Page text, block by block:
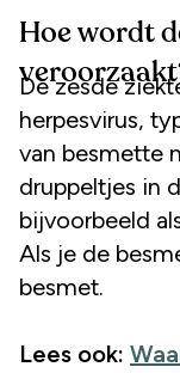
Hoe wordt
De zesde
herpesvirus,
van besmette
druppeltjes in
bijvoorbeeld
Als je de
besmet.
Lees ook: